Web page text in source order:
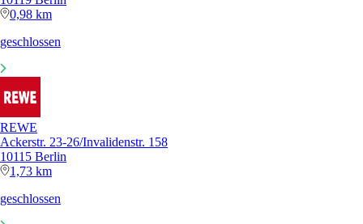
0,98 km
geschlossen
REWE
Ackerstr. 23-26/Invalidenstr. 158
10115 Berlin
1,73 km
geschlossen